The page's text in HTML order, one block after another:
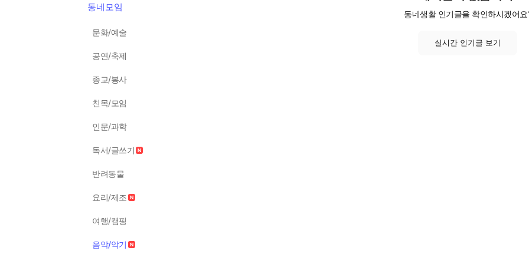
동네모임
문화/예술
공연/축제
종교/봉사
친목/모임
인문/과학
독서/글쓰기
반려동물
요리/제조
여행/캠핑
음악/악기
동네생활 인기글을 확인하시겠어요
실시간 인기글 보기